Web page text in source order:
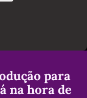
para
na hora de